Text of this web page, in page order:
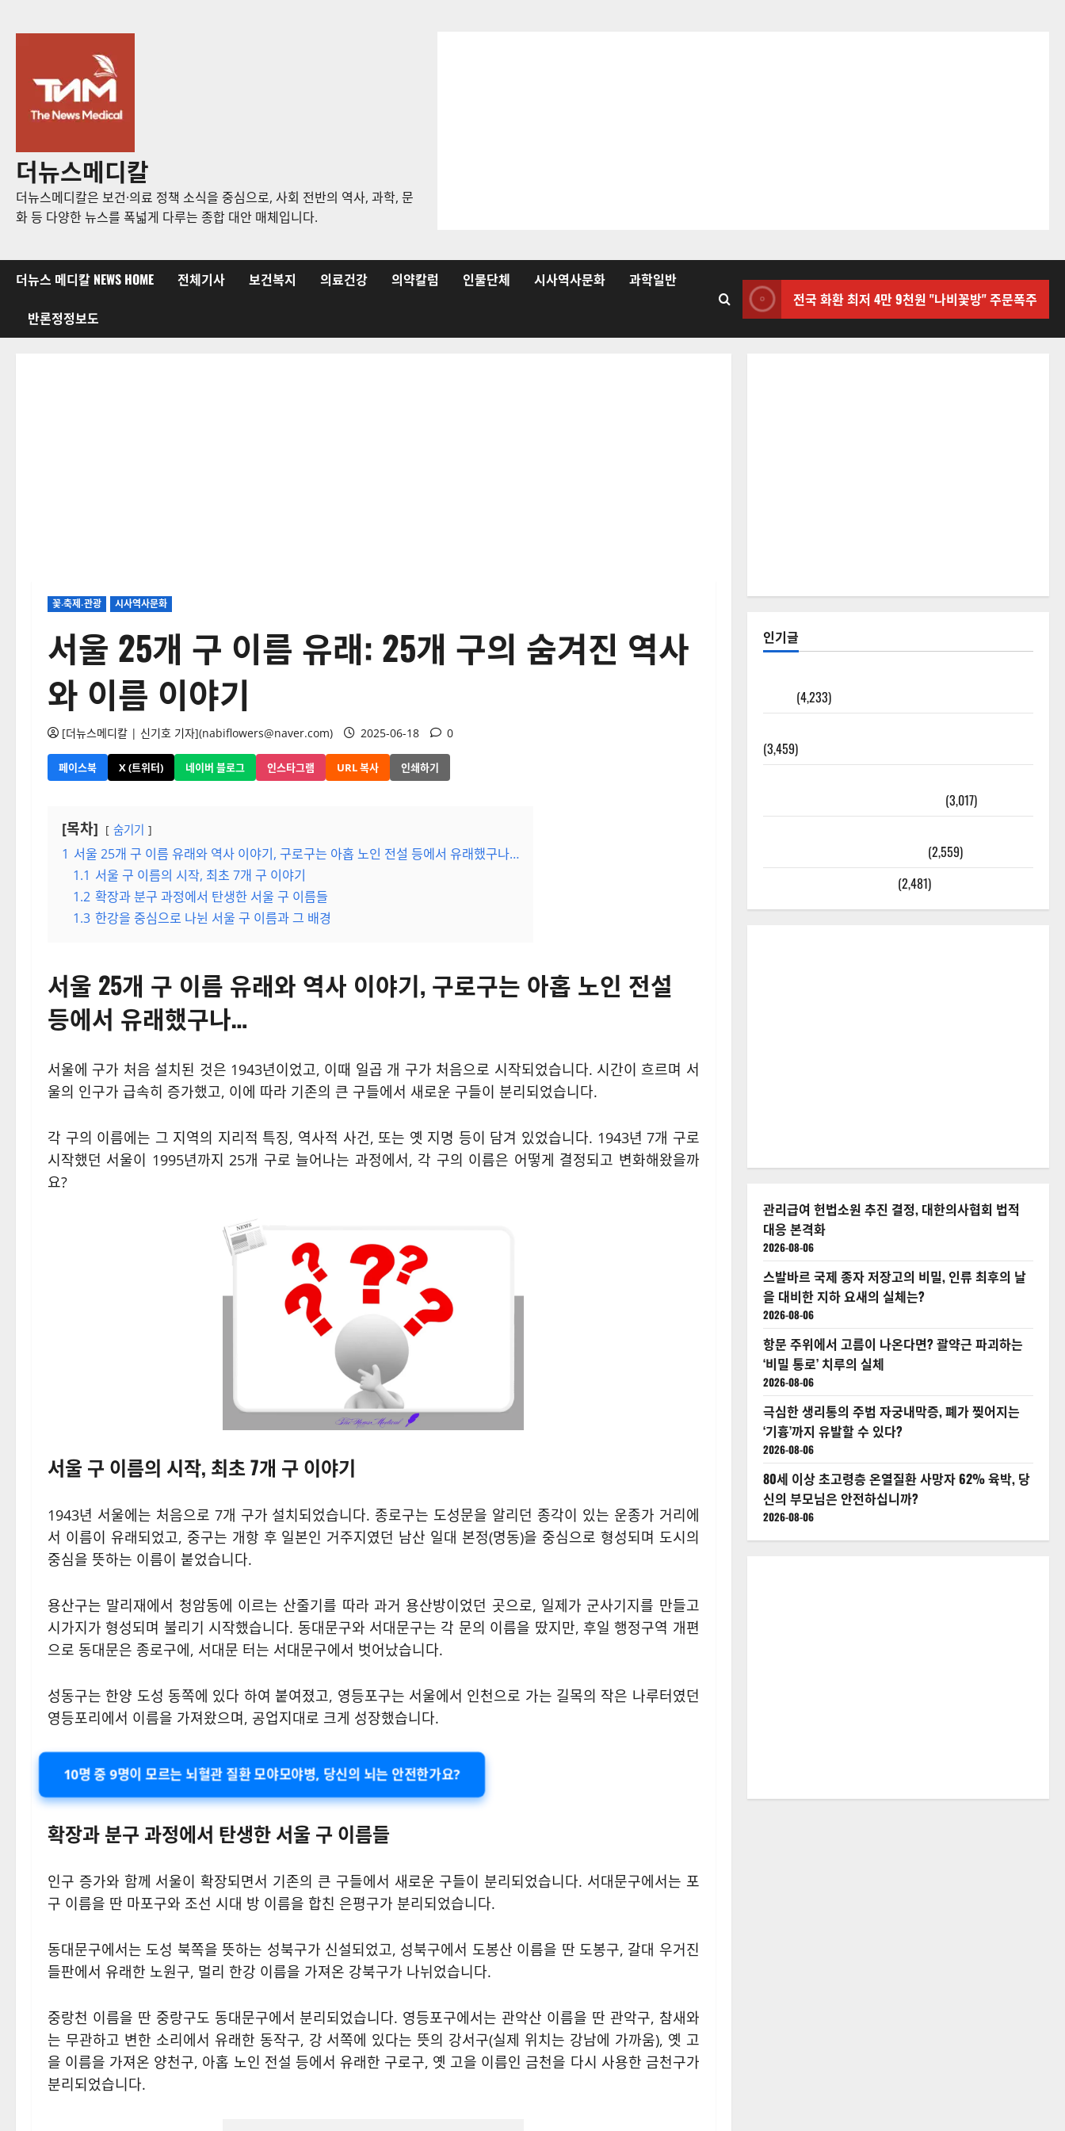
더뉴스메디칼
더뉴스메디칼은 보건·의료 정책 소식을 중심으로, 사회 전반의 역사, 과학, 문
화 등 다양한 뉴스를 폭넓게 다루는 종합 대안 매체입니다.
더뉴스 메디칼 NEWS HOME 전체기사 보건복지 의료건강 의약칼럼 인물단체 시사역사문화 과학일반
반론정정보도
전국 화환 최저 4만 9천원 "나비꽃방" 주문폭주
꽃‧축제‧관광 시사역사문화
서울 25개 구 이름 유래: 25개 구의 숨겨진 역사
와 이름 이야기
[더뉴스메디칼 | 신기호 기자](nabiflowers@naver.com) 2025-06-18 0
페이스북 X (트위터) 네이버 블로그 인스타그램 URL 복사 인쇄하기
[목차] 숨기기
1 서울 25개 구 이름 유래와 역사 이야기, 구로구는 아홉 노인 전설 등에서 유래했구나…
1.1 서울 구 이름의 시작, 최초 7개 구 이야기
1.2 확장과 분구 과정에서 탄생한 서울 구 이름들
1.3 한강을 중심으로 나뉜 서울 구 이름과 그 배경
서울 25개 구 이름 유래와 역사 이야기, 구로구는 아홉 노인 전설
등에서 유래했구나…
서울에 구가 처음 설치된 것은 1943년이었고, 이때 일곱 개 구가 처음으로 시작되었습니다. 시간이 흐르며 서
울의 인구가 급속히 증가했고, 이에 따라 기존의 큰 구들에서 새로운 구들이 분리되었습니다.
각 구의 이름에는 그 지역의 지리적 특징, 역사적 사건, 또는 옛 지명 등이 담겨 있었습니다. 1943년 7개 구로
시작했던 서울이 1995년까지 25개 구로 늘어나는 과정에서, 각 구의 이름은 어떻게 결정되고 변화해왔을까
요?
서울 구 이름의 시작, 최초 7개 구 이야기
1943년 서울에는 처음으로 7개 구가 설치되었습니다. 종로구는 도성문을 알리던 종각이 있는 운종가 거리에
서 이름이 유래되었고, 중구는 개항 후 일본인 거주지였던 남산 일대 본정(명동)을 중심으로 형성되며 도시의
중심을 뜻하는 이름이 붙었습니다.
용산구는 말리재에서 청암동에 이르는 산줄기를 따라 과거 용산방이었던 곳으로, 일제가 군사기지를 만들고
시가지가 형성되며 불리기 시작했습니다. 동대문구와 서대문구는 각 문의 이름을 땄지만, 후일 행정구역 개편
으로 동대문은 종로구에, 서대문 터는 서대문구에서 벗어났습니다.
성동구는 한양 도성 동쪽에 있다 하여 붙여졌고, 영등포구는 서울에서 인천으로 가는 길목의 작은 나루터였던
영등포리에서 이름을 가져왔으며, 공업지대로 크게 성장했습니다.
10명 중 9명이 모르는 뇌혈관 질환 모야모야병, 당신의 뇌는 안전한가요?
확장과 분구 과정에서 탄생한 서울 구 이름들
인구 증가와 함께 서울이 확장되면서 기존의 큰 구들에서 새로운 구들이 분리되었습니다. 서대문구에서는 포
구 이름을 딴 마포구와 조선 시대 방 이름을 합친 은평구가 분리되었습니다.
동대문구에서는 도성 북쪽을 뜻하는 성북구가 신설되었고, 성북구에서 도봉산 이름을 딴 도봉구, 갈대 우거진
들판에서 유래한 노원구, 멀리 한강 이름을 가져온 강북구가 나뉘었습니다.
중랑천 이름을 딴 중랑구도 동대문구에서 분리되었습니다. 영등포구에서는 관악산 이름을 딴 관악구, 참새와
는 무관하고 변한 소리에서 유래한 동작구, 강 서쪽에 있다는 뜻의 강서구(실제 위치는 강남에 가까움), 옛 고
을 이름을 가져온 양천구, 아홉 노인 전설 등에서 유래한 구로구, 옛 고을 이름인 금천을 다시 사용한 금천구가
분리되었습니다.
인기글
(4,233)
(3,459)
(3,017)
(2,559)
(2,481)
관리급여 헌법소원 추진 결정, 대한의사협회 법적
대응 본격화
2026-08-06
스발바르 국제 종자 저장고의 비밀, 인류 최후의 날
을 대비한 지하 요새의 실체는?
2026-08-06
항문 주위에서 고름이 나온다면? 괄약근 파괴하는
‘비밀 통로’ 치루의 실체
2026-08-06
극심한 생리통의 주범 자궁내막증, 폐가 찢어지는
‘기흉’까지 유발할 수 있다?
2026-08-06
80세 이상 초고령층 온열질환 사망자 62% 육박, 당
신의 부모님은 안전하십니까?
2026-08-06